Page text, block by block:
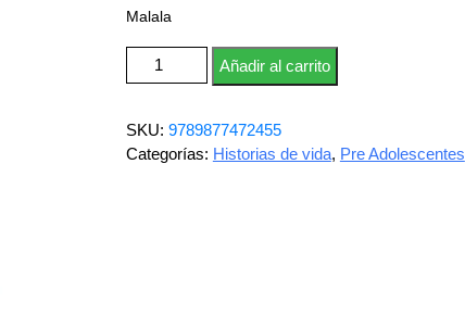
Malala
Malala cantidadAñadir al carrito
SKU: 9789877472455
Categorías: Historias de vida, Pre Adolescentes